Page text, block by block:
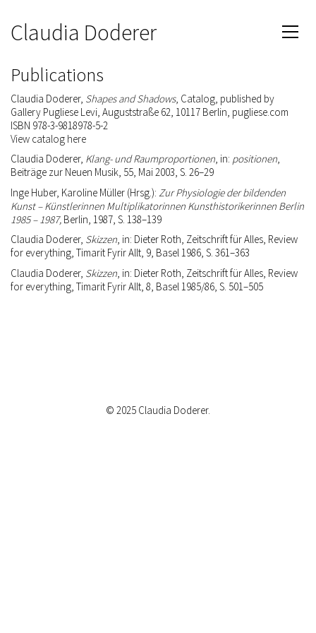
Claudia Doderer
Publications
Claudia Doderer, Shapes and Shadows, Catalog , published by
Gallery Pugliese Levi, Auguststraße 62, 10117 Berlin, pugliese.com
ISBN 978-3-9818978-5-2
View catalog here
Claudia Doderer, Klang- und Raumproportionen, in: positionen,
Beiträge zur Neuen Musik, 55, Mai 2003, S. 26–29
Inge Huber, Karoline Müller (Hrsg.): Zur Physiologie der bildenden
Kunst – Künstlerinnen Multiplikatorinnen Kunsthistorikerinnen Berlin
1985 – 1987, Berlin, 1987, S. 138–139
Claudia Doderer, Skizzen, in: Dieter Roth, Zeitschrift für Alles, Review
for everything, Timarit Fyrir Allt, 9, Basel 1986, S. 361–363
Claudia Doderer, Skizzen , in: Dieter Roth, Zeitschrift für Alles, Review
for everything, Timarit Fyrir Allt, 8, Basel 1985/86, S. 501–505
© 2025 Claudia Doderer.